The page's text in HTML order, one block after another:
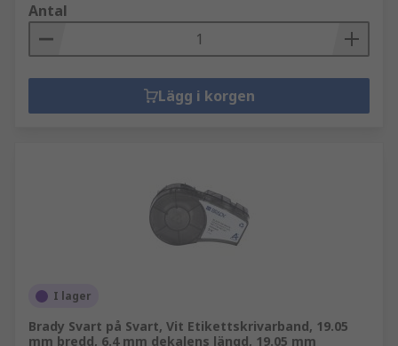
Antal
Lägg i korgen
I lager
Brady Svart på Svart, Vit Etikettskrivarband, 19.05
mm bredd, 6.4 mm dekalens längd, 19.05 mm